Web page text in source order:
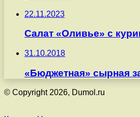
22.11.2023
Салат «Оливье» с
31.10.2018
«Бюджетная» сырная
© Copyright 2026, Dumol.ru